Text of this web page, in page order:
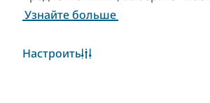
Узнайте больше
Настроить